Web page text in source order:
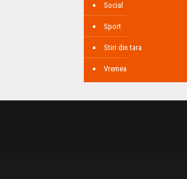
Social
Sport
Stiri din tara
Vremea